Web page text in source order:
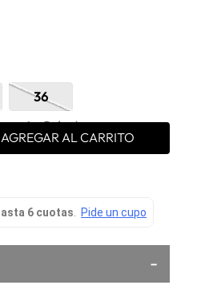
Guía de
tallas
36
AGREGAR AL CARRITO